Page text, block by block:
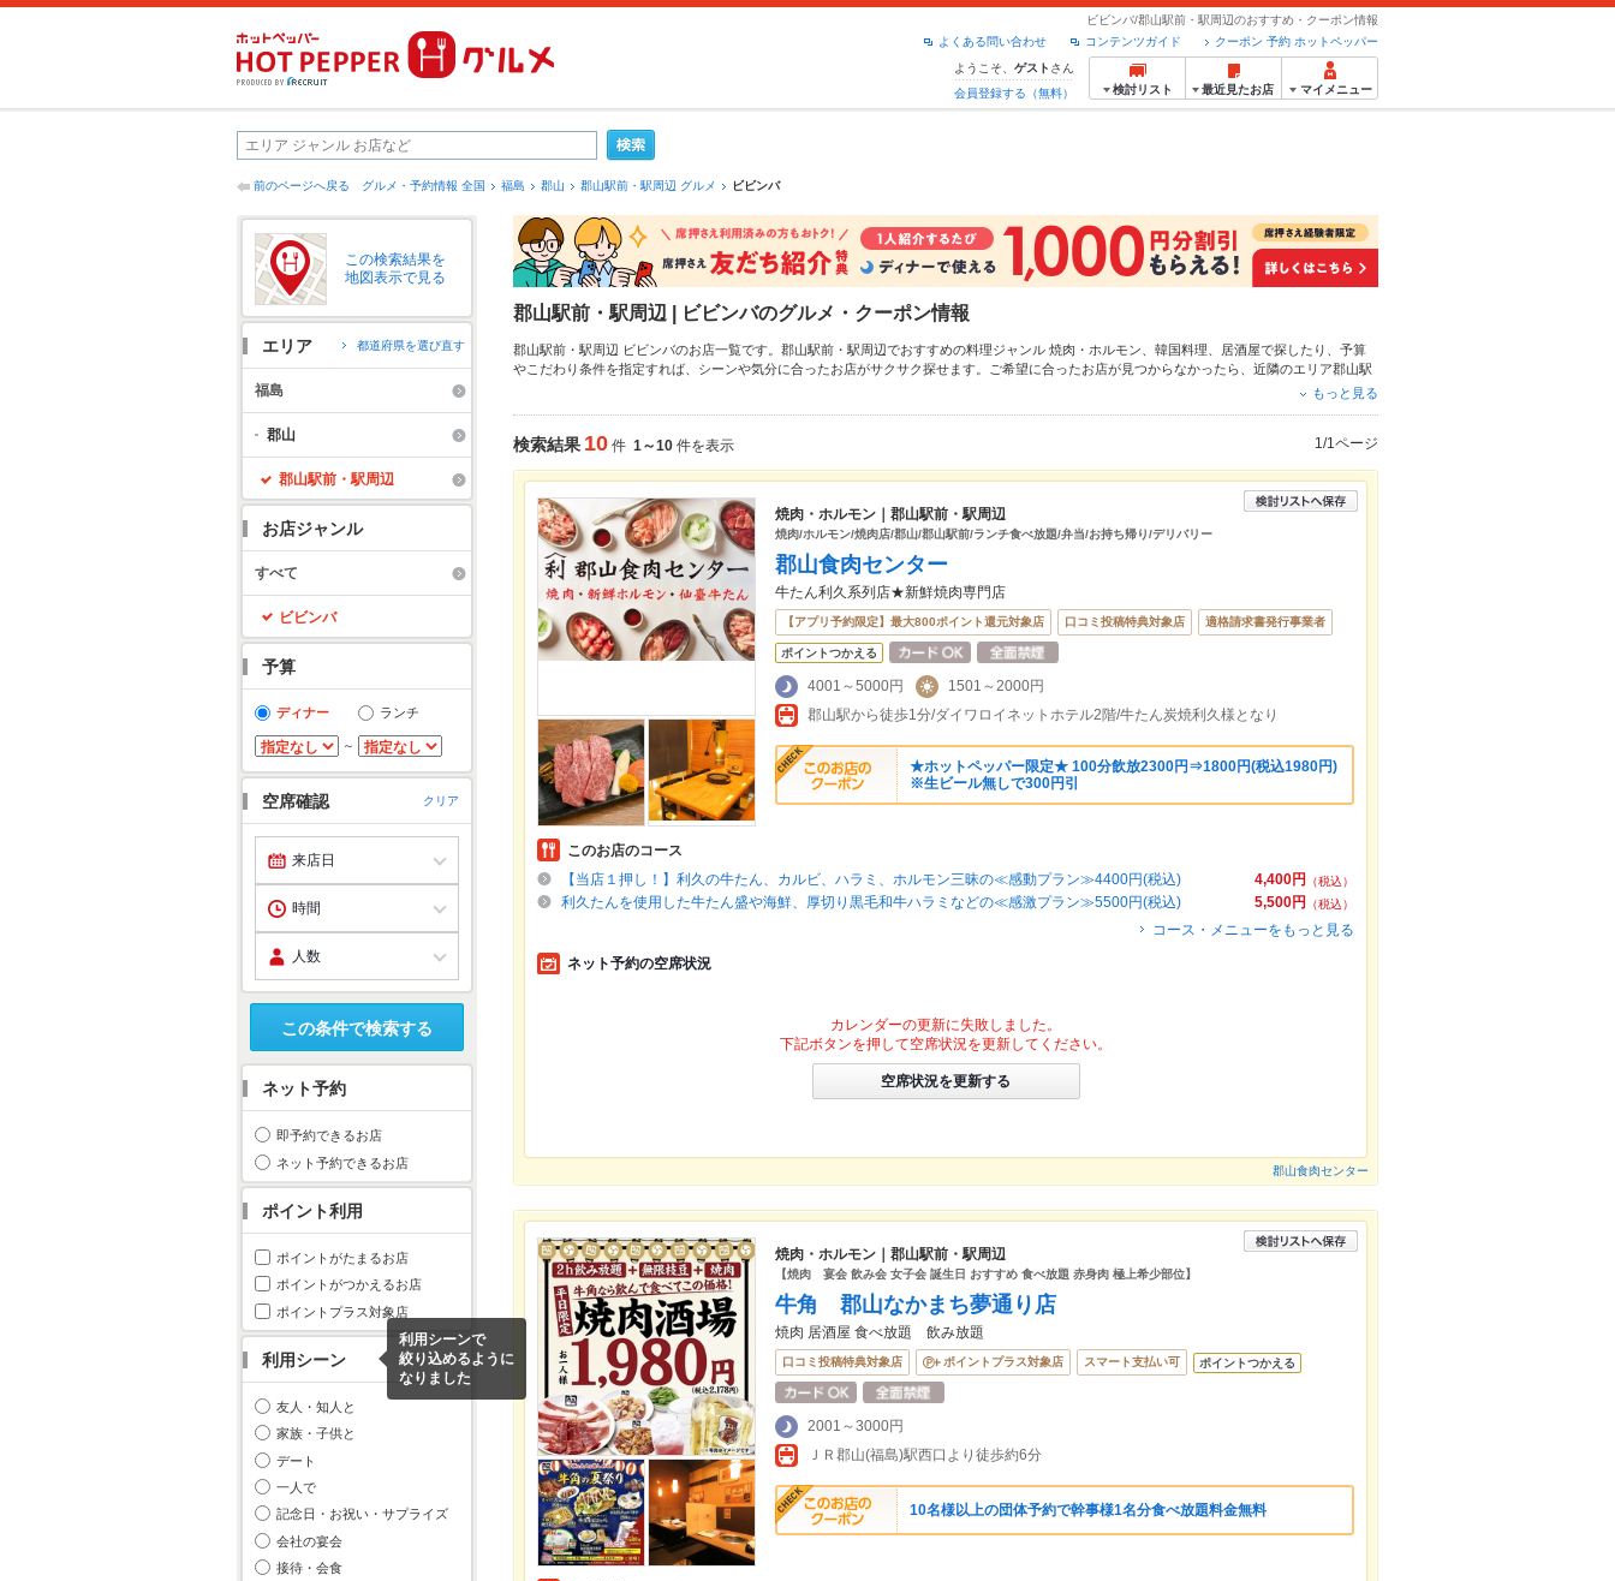
ビビンバ/郡山駅前・駅周辺のおすすめ・クーポン情報
クーポン 予約 ホットペッパー
コンテンツガイド
よくある問い合わせ
ようこそ、 ゲスト さん
会員登録する（無料）
検討リスト 最近見たお店 マイメニュー
前のページへ戻る グルメ・予約情報 全国 福島 郡山 郡山駅前・駅周辺 グルメ ビビンバ
この検索結果を
地図表示で見る
エリア 都道府県を選び直す
福島
郡山
郡山駅前・駅周辺
お店ジャンル
すべて
ビビンバ
予算
ディナー ランチ
～
空席確認 クリア
この条件で検索する
ネット予約
即予約できるお店
ネット予約できるお店
ポイント利用
ポイントがたまるお店
ポイントがつかえるお店
ポイントプラス対象店
利用シーン
利用シーンで
絞り込めるように
なりました
友人・知人と
家族・子供と
デート
一人で
記念日・お祝い・サプライズ
会社の宴会
接待・会食
郡山駅前・駅周辺 | ビビンバのグルメ・クーポン情報
郡山駅前・駅周辺 ビビンバのお店一覧です。郡山駅前・駅周辺でおすすめの料理ジャンル 焼肉・ホルモン 韓国料理 居酒屋で探したり、予算
やこだわり条件を指定すれば、シーンや気分に合ったお店がサクサク探せます。ご希望に合ったお店が見つからなかったら、近隣のエリア郡山駅
もチェックしてみてください。ホットペッパーグルメなら、お得なクーポンはもちろん、こだわりメニュー
い。
もっと見る
検索結果 10 件 1～10 件を表示 1/1ページ
焼肉・ホルモン｜郡山駅前・駅周辺
焼肉/ホルモン/焼肉店/郡山/郡山駅前/ランチ食べ放題/弁当/お持ち帰り/デリバリー
郡山食肉センター
牛たん利久系列店★新鮮焼肉専門店
【アプリ予約限定】最大800ポイント還元対象店 口コミ投稿特典対象店 適格請求書発行事業者
ポイントつかえる
4001～5000円
1501～2000円
郡山駅から徒歩1分/ダイワロイネットホテル2階/牛たん炭焼利久様となり
★ホットペッパー限定★ 100分飲放2300円⇒1800円(税込1980円)
※生ビール無しで300円引
このお店のコース
4,400円
（税込）
【当店１押し！】利久の牛たん、カルビ、ハラミ、ホルモン三昧の≪感動プラン≫4400円(税込)
5,500円
（税込）
利久たんを使用した牛たん盛や海鮮、厚切り黒毛和牛ハラミなどの≪感激プラン≫5500円(税込)
コース・メニューをもっと見る
ネット予約の空席状況
カレンダーの更新に失敗しました。
下記ボタンを押して空席状況を更新してください。
空席状況を更新する
郡山食肉センター
焼肉・ホルモン｜郡山駅前・駅周辺
【焼肉 宴会 飲み会 女子会 誕生日 おすすめ 食べ放題 赤身肉 極上希少部位】
牛角 郡山なかまち夢通り店
焼肉 居酒屋 食べ放題 飲み放題
口コミ投稿特典対象店 ポイントプラス対象店 スマート支払い可 ポイントつかえる
2001～3000円
ＪＲ郡山(福島)駅西口より徒歩約6分
10名様以上の団体予約で幹事様1名分食べ放題料金無料